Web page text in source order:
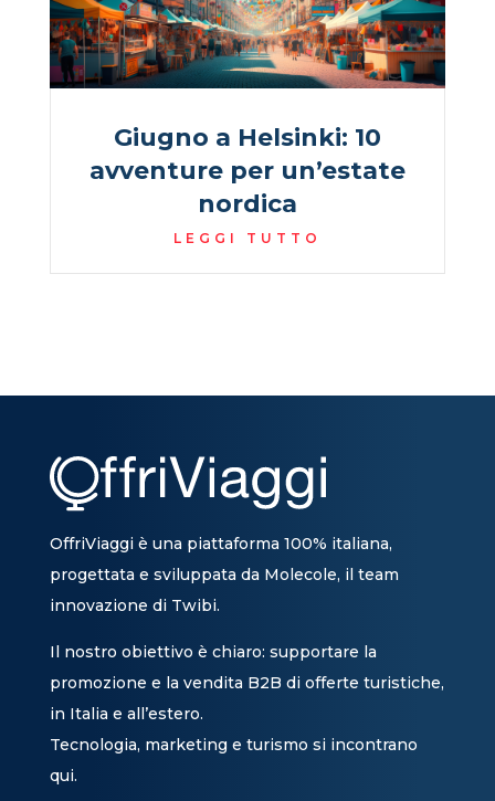
Giugno a Helsinki: 10
avventure per un’estate
nordica
LEGGI TUTTO
OffriViaggi è una piattaforma 100% italiana,
progettata e sviluppata da Molecole, il team
innovazione di Twibi.
Il nostro obiettivo è chiaro: supportare la
promozione e la vendita B2B di offerte turistiche,
in Italia e all’estero.
Tecnologia, marketing e turismo si incontrano
qui.